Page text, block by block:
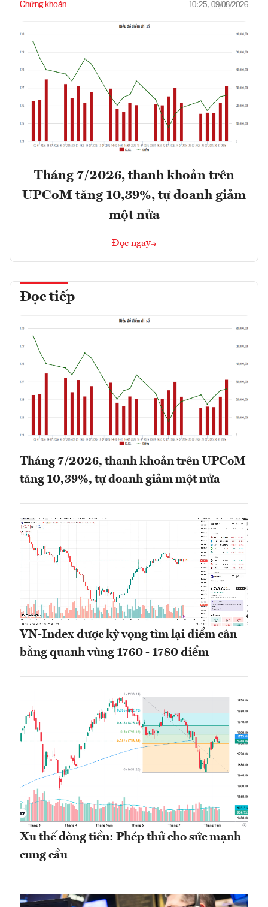
Chứng khoán 10:25, 09/08/2026
Tháng 7/2026, thanh khoản trên
UPCoM tăng 10,39%, tự doanh giảm
một nửa
Đọc ngay
Đọc tiếp
Tháng 7/2026, thanh khoản trên UPCoM
tăng 10,39%, tự doanh giảm một nửa
VN-Index được kỳ vọng tìm lại điểm cân
bằng quanh vùng 1760 - 1780 điểm
Xu thế dòng tiền: Phép thử cho sức mạnh
cung cầu